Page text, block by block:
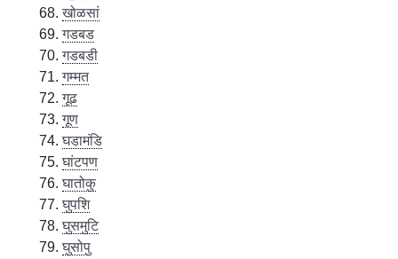
खोळसां
गडबड
गडबडी
गम्मत
गूढ
गूण
घडामंडि
घांटपण
घातोकु
घुपशि
घुसमुटि
घुसोपु